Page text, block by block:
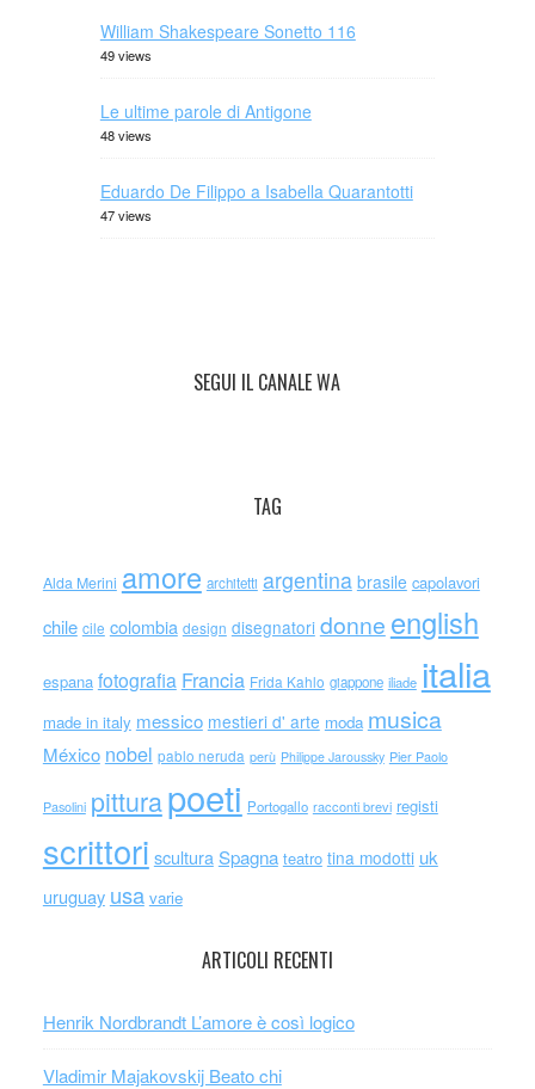
William Shakespeare Sonetto 116
49 views
Le ultime parole di Antigone
48 views
Eduardo De Filippo a Isabella Quarantotti
47 views
SEGUI IL CANALE WA
TAG
Alda Merini amore architetti argentina brasile capolavori
chile cile colombia design disegnatori donne english
espana fotografia Francia Frida Kahlo giappone iliade italia
made in italy messico mestieri d' arte moda musica
México nobel pablo neruda perù Philippe Jaroussky Pier Paolo
Pasolini pitturapoeti Portogallo racconti brevi registi
scrittori scultura Spagna teatro tina modotti uk
uruguay usa varie
ARTICOLI RECENTI
Henrik Nordbrandt L’amore è così logico
Vladimir Majakovskij Beato chi